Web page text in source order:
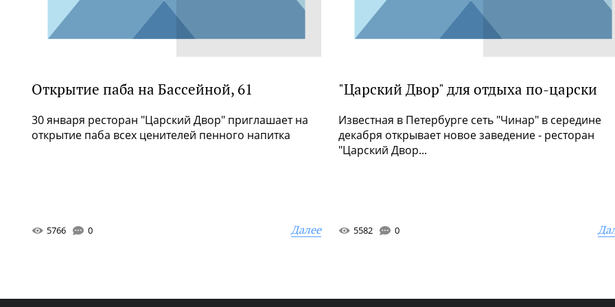
Открытие паба на Бассейной, 61
30 января ресторан "Царский Двор" приглашает на
открытие паба всех ценителей пенного напитка
5766 0 Далее
"Царский Двор" для отдыха по-царски
Известная в Петербурге сеть "Чинар" в середине
декабря открывает новое заведение - ресторан
"Царский Двор...
5582 0